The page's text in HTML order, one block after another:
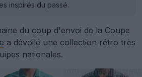
inspirés du passé.
du coup d'envoi de la Coupe
a dévoilé une collection rétro très
nationales.